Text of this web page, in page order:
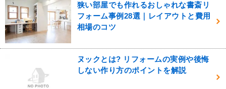
狭い部屋でも作れるおしゃれな書斎リ
フォーム事例28選｜レイアウトと費用
相場のコツ
ヌックとは? リフォームの実例や後悔
しない作り方のポイントを解説